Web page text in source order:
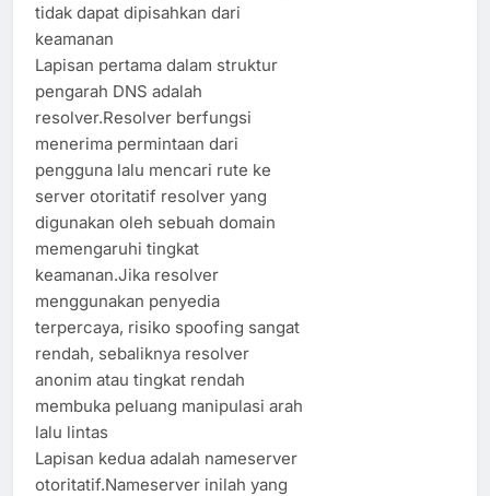
tidak dapat dipisahkan dari
keamanan
Lapisan pertama dalam struktur
pengarah DNS adalah
resolver.Resolver berfungsi
menerima permintaan dari
pengguna lalu mencari rute ke
server otoritatif resolver yang
digunakan oleh sebuah domain
memengaruhi tingkat
keamanan.Jika resolver
menggunakan penyedia
terpercaya, risiko spoofing sangat
rendah, sebaliknya resolver
anonim atau tingkat rendah
membuka peluang manipulasi arah
lalu lintas
Lapisan kedua adalah nameserver
otoritatif.Nameserver inilah yang